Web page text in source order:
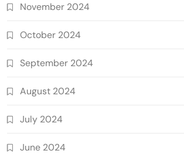
November 2024
October 2024
September 2024
August 2024
July 2024
June 2024